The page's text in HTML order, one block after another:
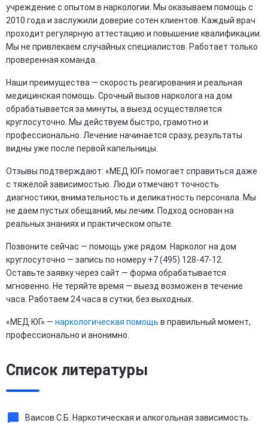
учреждение с опытом в наркологии. Мы оказываем помощь с
2010 года и заслужили доверие сотен клиентов. Каждый врач
проходит регулярную аттестацию и повышение квалификации.
Мы не привлекаем случайных специалистов. Работает только
проверенная команда.
Наши преимущества — скорость реагирования и реальная
медицинская помощь. Срочный вызов нарколога на дом
обрабатывается за минуты, а выезд осуществляется
круглосуточно. Мы действуем быстро, грамотно и
профессионально. Лечение начинается сразу, результаты
видны уже после первой капельницы.
Отзывы подтверждают: «МЕД ЮГ» помогает справиться даже
с тяжелой зависимостью. Люди отмечают точность
диагностики, внимательность и деликатность персонала. Мы
не даем пустых обещаний, мы лечим. Подход основан на
реальных знаниях и практическом опыте.
Позвоните сейчас — помощь уже рядом. Нарколог на дом
круглосуточно — запись по номеру +7 (495) 128-47-12.
Оставьте заявку через сайт — форма обрабатывается
мгновенно. Не теряйте время — выезд возможен в течение
часа. Работаем 24 часа в сутки, без выходных.
«МЕД ЮГ» — наркологическая помощь в правильный момент,
профессионально и анонимно.
Список литературы
Ваисов С.Б. Наркотическая и алкогольная зависимость.